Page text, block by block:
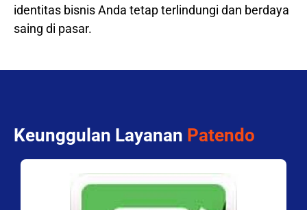
identitas bisnis Anda tetap terlindungi dan berdaya
saing di pasar.
Keunggulan Layanan Patendo